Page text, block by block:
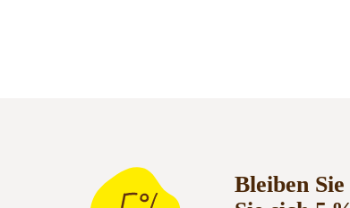
Bleiben